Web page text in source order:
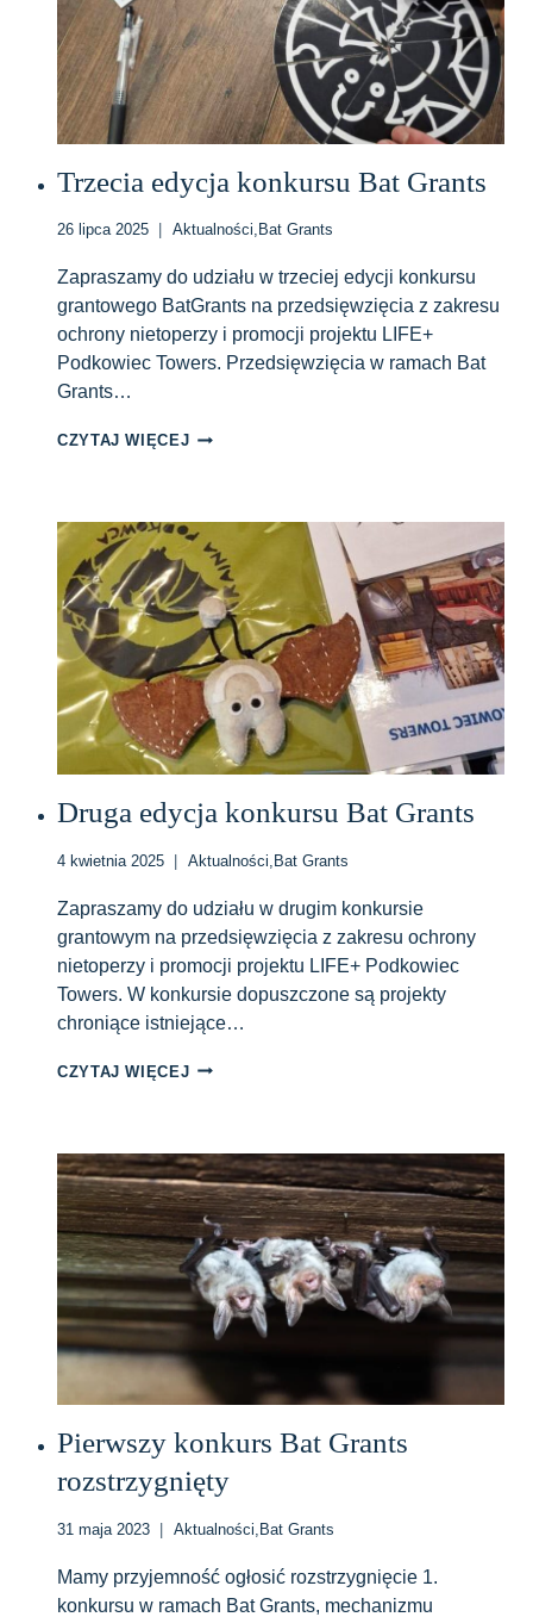
Trzecia edycja konkursu Bat Grants
26 lipca 2025 Aktualności, Bat Grants
Zapraszamy do udziału w trzeciej edycji konkursu
grantowego BatGrants na przedsięwzięcia z zakresu
ochrony nietoperzy i promocji projektu LIFE+
Podkowiec Towers. Przedsięwzięcia w ramach Bat
Grants…
CZYTAJ WIĘCEJTRZECIA
BAT
GRANTS
Druga edycja konkursu Bat Grants
4 kwietnia 2025 Aktualności Bat Grants
Zapraszamy do udziału w drugim konkursie
grantowym na przedsięwzięcia z zakresu ochrony
nietoperzy i promocji projektu LIFE+ Podkowiec
Towers. W konkursie dopuszczone są projekty
chroniące istniejące…
CZYTAJ WIĘCEJDRUGA
BAT
GRANTS
Pierwszy konkurs Bat Grants
rozstrzygnięty
31 maja 2023 Aktualności Bat Grants
Mamy przyjemność ogłosić rozstrzygnięcie 1.
konkursu w ramach Bat Grants, mechanizmu